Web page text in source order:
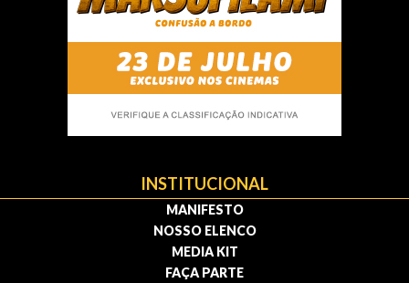
INSTITUCIONAL
MANIFESTO
NOSSO ELENCO
MEDIA KIT
FAÇA PARTE